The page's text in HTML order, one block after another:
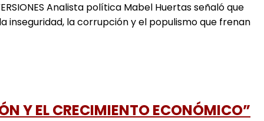
Analista política Mabel Huertas señaló que
la corrupción y el populismo que frenan
Y EL CRECIMIENTO ECONÓMICO”